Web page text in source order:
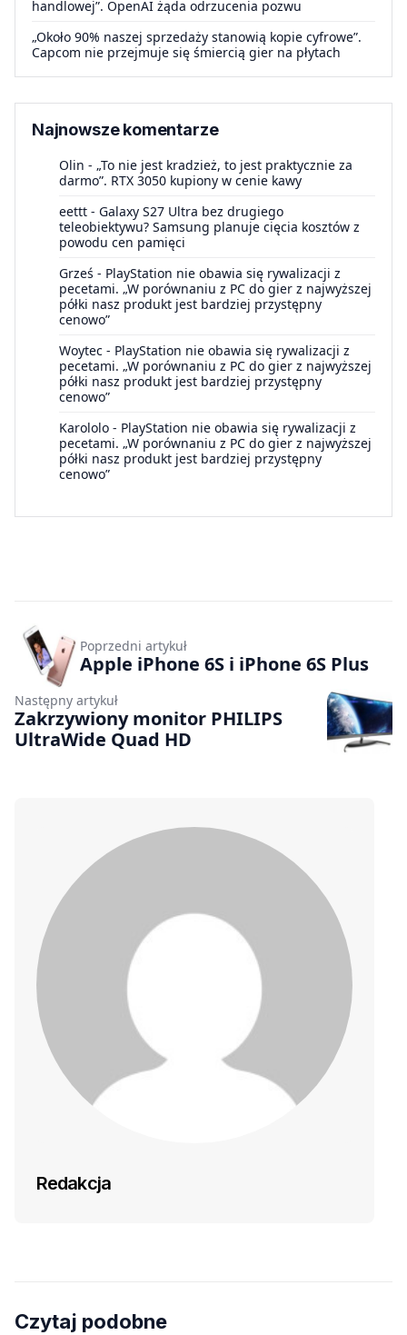
handlowej”. OpenAI żąda odrzucenia pozwu
„Około 90% naszej sprzedaży stanowią kopie cyfrowe”.
Capcom nie przejmuje się śmiercią gier na płytach
Najnowsze komentarze
Olin - „To nie jest kradzież, to jest praktycznie za
darmo”. RTX 3050 kupiony w cenie kawy
eettt - Galaxy S27 Ultra bez drugiego
teleobiektywu? Samsung planuje cięcia kosztów z
powodu cen pamięci
Grześ - PlayStation nie obawia się rywalizacji z
pecetami. „W porównaniu z PC do gier z najwyższej
półki nasz produkt jest bardziej przystępny
cenowo”
Woytec - PlayStation nie obawia się rywalizacji z
pecetami. „W porównaniu z PC do gier z najwyższej
półki nasz produkt jest bardziej przystępny
cenowo”
Karololo - PlayStation nie obawia się rywalizacji z
pecetami. „W porównaniu z PC do gier z najwyższej
półki nasz produkt jest bardziej przystępny
cenowo”
Poprzedni artykuł
Apple iPhone 6S i iPhone 6S Plus
Następny artykuł
Zakrzywiony monitor PHILIPS
UltraWide Quad HD
Redakcja
Czytaj podobne